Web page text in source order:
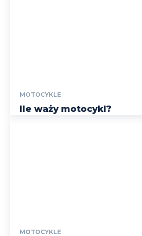
MOTOCYKLE
Ile waży motocykl?
MOTOCYKLE